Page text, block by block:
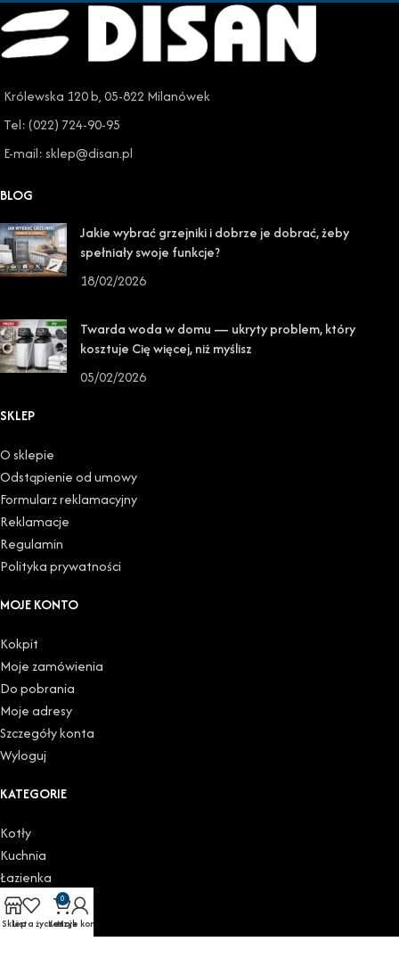
Królewska 120 b, 05-822 Milanówek
Tel: (022) 724-90-95
E-mail: sklep@disan.pl
BLOG
Jakie wybrać grzejniki i dobrze je dobrać, żeby
spełniały swoje funkcje?
18/02/2026
Twarda woda w domu — ukryty problem, który
kosztuje Cię więcej, niż myślisz
05/02/2026
SKLEP
O sklepie
Odstąpienie od umowy
Formularz reklamacyjny
Reklamacje
Regulamin
Polityka prywatności
MOJE KONTO
Kokpit
Moje zamówienia
Do pobrania
Moje adresy
Szczegóły konta
Wyloguj
KATEGORIE
Kotły
Kuchnia
Łazienka
Podgrzewacze
Grzejniki
SklepLista życzeń
0
Koszyk
Moje konto